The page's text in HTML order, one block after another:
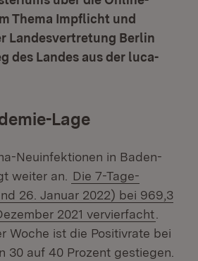
Thema Impflicht und
Landesvertretung Berlin
des Landes aus der luca-
Lage
Neuinfektionen in Baden-
weiter an.
Die 7-Tage-
26. Januar 2022) bei 969,3
2021 vervierfacht
Woche ist die Positivrate bei
30 auf 40 Prozent gestiegen.